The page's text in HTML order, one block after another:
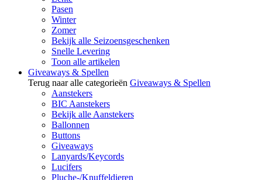
Pasen
Winter
Zomer
Bekijk alle Seizoensgeschenken
Snelle Levering
Toon alle artikelen
Giveaways & Spellen
Terug naar alle categorieën Giveaways & Spellen
Aanstekers
BIC Aanstekers
Bekijk alle Aanstekers
Ballonnen
Buttons
Giveaways
Lanyards/Keycords
Lucifers
Pluche-/Knuffeldieren